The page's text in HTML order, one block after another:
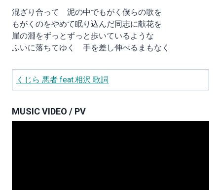
混ざり合って 泥の中でもがく僕らの歌を
もがくのをやめて眠り込んだ同志に献花を
崖の淵をずっとずっと歩いているような
ふいに落ちてゆく 手を差し伸べるまもなく
くじら 悪者 feat.相沢 歌詞
MUSIC VIDEO / PV